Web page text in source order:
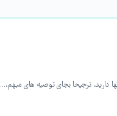
دارید، ترجیحا بجای توصیه های مبهم،…